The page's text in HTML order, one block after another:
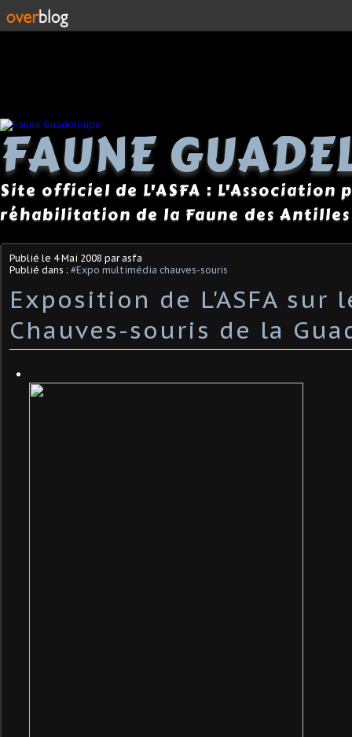
FAUNE
Site officiel de L'ASFA : L'Association
réhabilitation de la Faune des Antilles
Publié le 4 Mai 2008 par asfa
Publié dans : #Expo multimédia chauves-souris
Exposition de L'ASFA sur
Chauves-souris de la